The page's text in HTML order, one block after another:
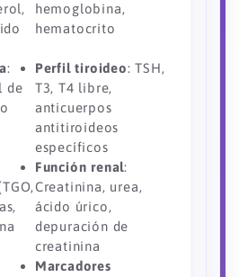
hemoglobina,
hematocrito
:
de
Perfil tiroideo: TSH,
T3, T4 libre,
anticuerpos
antitiroideos
específicos
Función renal:
Creatinina, urea,
ácido úrico,
depuración de
creatinina
Marcadores